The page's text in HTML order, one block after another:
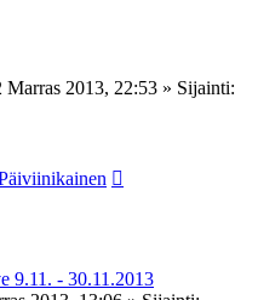
Marras 2013, 22:53 » Sijainti:
9.11. - 30.11.2013